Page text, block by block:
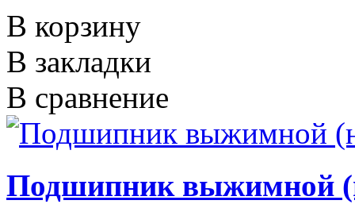
В корзину
В закладки
В сравнение
Подшипник выжимной